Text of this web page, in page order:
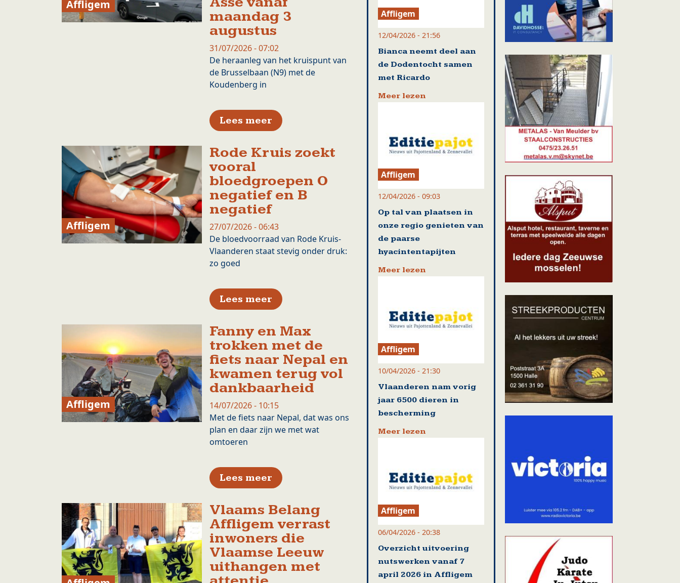
Affligem
maandag 3
augustus
31/07/2026 - 07:02
De heraanleg van het kruispunt van
de Brusselbaan (N9) met de
Koudenberg in
Lees meerover Fasewissel aan kruispunt Brusselbaan met Koudenberg: werken richting
Affligem
Rode Kruis zoekt
vooral
bloedgroepen O
negatief en B
negatief
27/07/2026 - 06:43
De bloedvoorraad van Rode Kruis-
Vlaanderen staat stevig onder druk:
zo goed
Lees meerover Rode Kruis zoekt vooral bloedgroepen O negatief en B negatief
Affligem
Fanny en Max
trokken met de
fiets naar Nepal en
kwamen terug vol
dankbaarheid
14/07/2026 - 10:15
Met de fiets naar Nepal, dat was ons
plan en daar zijn we met wat
omtoeren
Lees meerover Fanny en Max trokken met de fiets naar Nepal en kwamen terug vol
Vlaams Belang
Affligem verrast
inwoners die
Vlaamse Leeuw
uithangen met
Affligem
12/04/2026 - 21:56
Bianca neemt deel aan
de Dodentocht samen
met Ricardo
Meer lezen
Affligem
12/04/2026 - 09:03
Op tal van plaatsen in
onze regio genieten van
de paarse
hyacintentapijten
Meer lezen
Affligem
10/04/2026 - 21:30
Vlaanderen nam vorig
jaar 6500 dieren in
bescherming
Meer lezen
Affligem
06/04/2026 - 20:38
Overzicht uitvoering
nutswerken vanaf 7
april 2026 in Affligem